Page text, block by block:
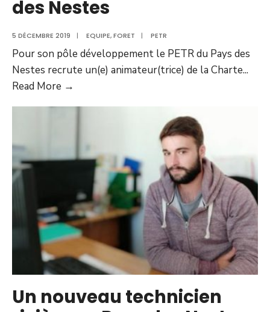
des Nestes
5 DÉCEMBRE 2019 | EQUIPE,FORET | PETR
Pour son pôle développement le PETR du Pays des
Nestes recrute un(e) animateur(trice) de la Charte...
Read More →
Un nouveau technicien